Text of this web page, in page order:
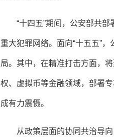
“十四五”期间，公安部共
重大犯罪网络。面向“十五五”
局。其中，在精准打击方面，
权、虚拟币等金融领域，部署
成有力震慑。
从政策层面的协同共治导